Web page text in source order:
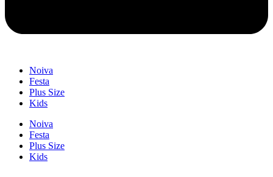
Noiva
Festa
Plus Size
Kids
Noiva
Festa
Plus Size
Kids